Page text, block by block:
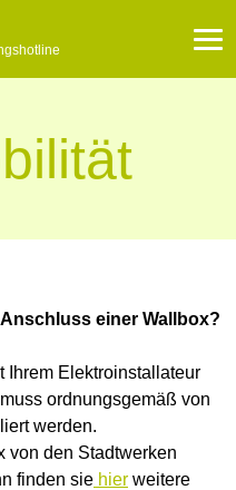
einer Wallbox?
Ihrem Elektroinstallateur
ordnungsgemäß von
werden.
von den Stadtwerken
finden sie hier weitere